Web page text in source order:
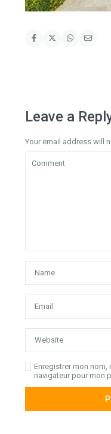
Leave a
Your email address will
Enregistrer mon nom,
navigateur pour mon